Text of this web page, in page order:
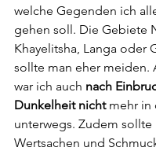
welche Gegenden ich
gehen soll. Die Gebiete
Khayelitsha, Langa oder
sollte man eher meiden.
war ich auch nach
Dunkelheit nicht mehr in
unterwegs. Zudem sollte
Wertsachen und